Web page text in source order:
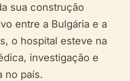
sua construção
entre a Bulgária e a
o hospital esteve na
investigação e
no país.